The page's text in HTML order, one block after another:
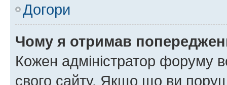
Догори
Чому я отримав
Кожен адміністратор форуму
свого сайту. Якщо що ви